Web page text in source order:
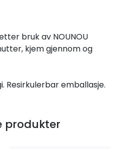
bruk av NOUNOU
kjem gjennom og
Resirkulerbar emballasje.
produkter